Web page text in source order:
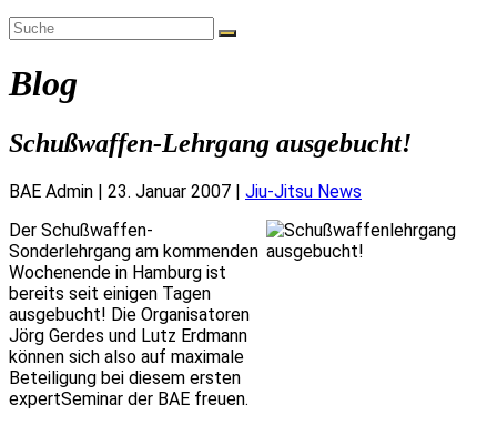
Blog
Schußwaffen-Lehrgang ausgebucht!
BAE Admin | 23. Januar 2007 | Jiu-Jitsu News
Der Schußwaffen-
Sonderlehrgang am kommenden
Wochenende in Hamburg ist
bereits seit einigen Tagen
ausgebucht! Die Organisatoren
Jörg Gerdes und Lutz Erdmann
können sich also auf maximale
Beteiligung bei diesem ersten
expertSeminar der BAE freuen.